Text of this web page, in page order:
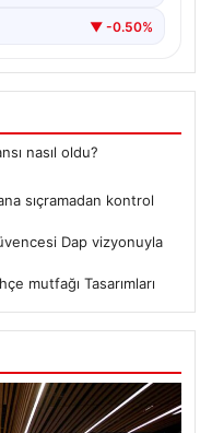
▼ -0.50%
nasıl oldu?
sıçramadan kontrol
Dap vizyonuyla
mutfağı Tasarımları